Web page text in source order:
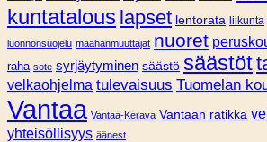
kuntatalous lapset lentorata liikunta
luonnonsuojelu maahanmuuttajat nuoret
raha sote syrjäytyminen säästö säästöt
velkaohjelma tulevaisuus Tuomelan
Vantaa Vantaa-Kerava Vantaan ratikka
yhteisöllisyys äänest